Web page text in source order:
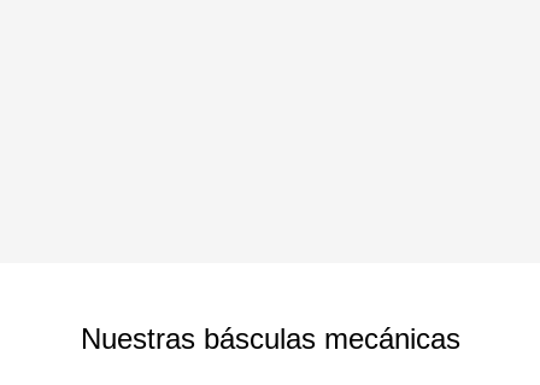
Nuestras básculas mecánicas